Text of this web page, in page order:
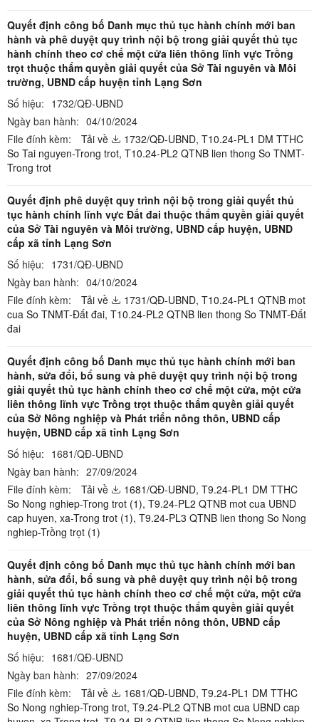
Quyết định công bố Danh mục thủ tục hành chính mới ban
hành và phê duyệt quy trình nội bộ trong giải quyết thủ tục
hành chính theo cơ chế một cửa liên thông lĩnh vực Trồng
trọt thuộc thẩm quyền giải quyết của Sở Tài nguyên và Môi
trường, UBND cấp huyện tỉnh Lạng Sơn
Số hiệu: 1732/QĐ-UBND
Ngày ban hành: 04/10/2024
File đính kèm:
Tải về 1732/QĐ-UBND, T10.24-PL1 DM TTHC
So Tai nguyen-Trong trot, T10.24-PL2 QTNB lien thong So TNMT-
Trong trot
Quyết định phê duyệt quy trình nội bộ trong giải quyết thủ
tục hành chính lĩnh vực Đất đai thuộc thẩm quyền giải quyết
của Sở Tài nguyên và Môi trường, UBND cấp huyện, UBND
cấp xã tỉnh Lạng Sơn
Số hiệu: 1731/QĐ-UBND
Ngày ban hành: 04/10/2024
File đính kèm:
Tải về 1731/QĐ-UBND, T10.24-PL1 QTNB mot
cua So TNMT-Đất đai, T10.24-PL2 QTNB lien thong So TNMT-Đất
đai
Quyết định công bố Danh mục thủ tục hành chính mới ban
hành, sửa đổi, bổ sung và phê duyệt quy trình nội bộ trong
giải quyết thủ tục hành chính theo cơ chế một cửa, một cửa
liên thông lĩnh vực Trồng trọt thuộc thẩm quyền giải quyết
của Sở Nông nghiệp và Phát triển nông thôn, UBND cấp
huyện, UBND cấp xã tỉnh Lạng Sơn
Số hiệu: 1681/QĐ-UBND
Ngày ban hành: 27/09/2024
File đính kèm:
Tải về 1681/QĐ-UBND, T9.24-PL1 DM TTHC
So Nong nghiep-Trong trot (1), T9.24-PL2 QTNB mot cua UBND
cap huyen, xa-Trong trot (1), T9.24-PL3 QTNB lien thong So Nong
nghiep-Trồng trọt (1)
Quyết định công bố Danh mục thủ tục hành chính mới ban
hành, sửa đổi, bổ sung và phê duyệt quy trình nội bộ trong
giải quyết thủ tục hành chính theo cơ chế một cửa, một cửa
liên thông lĩnh vực Trồng trọt thuộc thẩm quyền giải quyết
của Sở Nông nghiệp và Phát triển nông thôn, UBND cấp
huyện, UBND cấp xã tỉnh Lạng Sơn
Số hiệu: 1681/QĐ-UBND
Ngày ban hành: 27/09/2024
File đính kèm:
Tải về 1681/QĐ-UBND, T9.24-PL1 DM TTHC
So Nong nghiep-Trong trot, T9.24-PL2 QTNB mot cua UBND cap